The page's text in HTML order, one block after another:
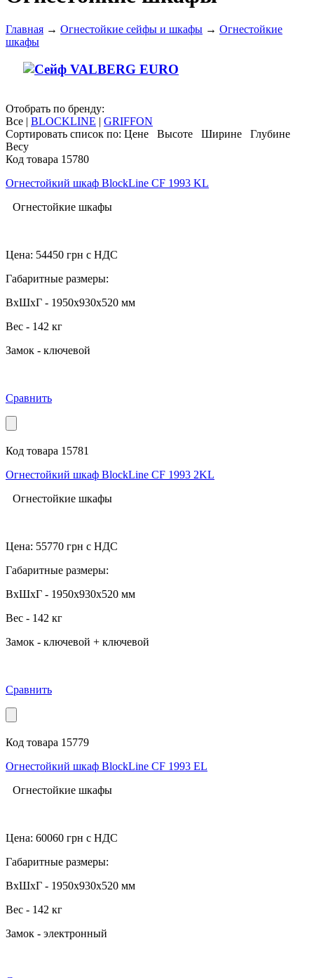
Главная → Огнестойкие сейфы и шкафы → Огнестойкие
шкафы
Отобрать по бренду:
Все | BLOCKLINE | GRIFFON
Сортировать список по: Цене Высоте Ширине
Глубине
Весу
Код товара 15780
Огнестойкий шкаф BlockLine CF 1993 KL
Огнестойкие шкафы
Цена: 54450 грн с НДС
Габаритные размеры:
ВхШхГ - 1950x930x520 мм
Вес - 142 кг
Замок - ключевой
Сравнить
Код товара 15781
Огнестойкий шкаф BlockLine CF 1993 2KL
Огнестойкие шкафы
Цена: 55770 грн с НДС
Габаритные размеры:
ВхШхГ - 1950x930x520 мм
Вес - 142 кг
Замок - ключевой + ключевой
Сравнить
Код товара 15779
Огнестойкий шкаф BlockLine CF 1993 EL
Огнестойкие шкафы
Цена: 60060 грн с НДС
Габаритные размеры:
ВхШхГ - 1950x930x520 мм
Вес - 142 кг
Замок - электронный